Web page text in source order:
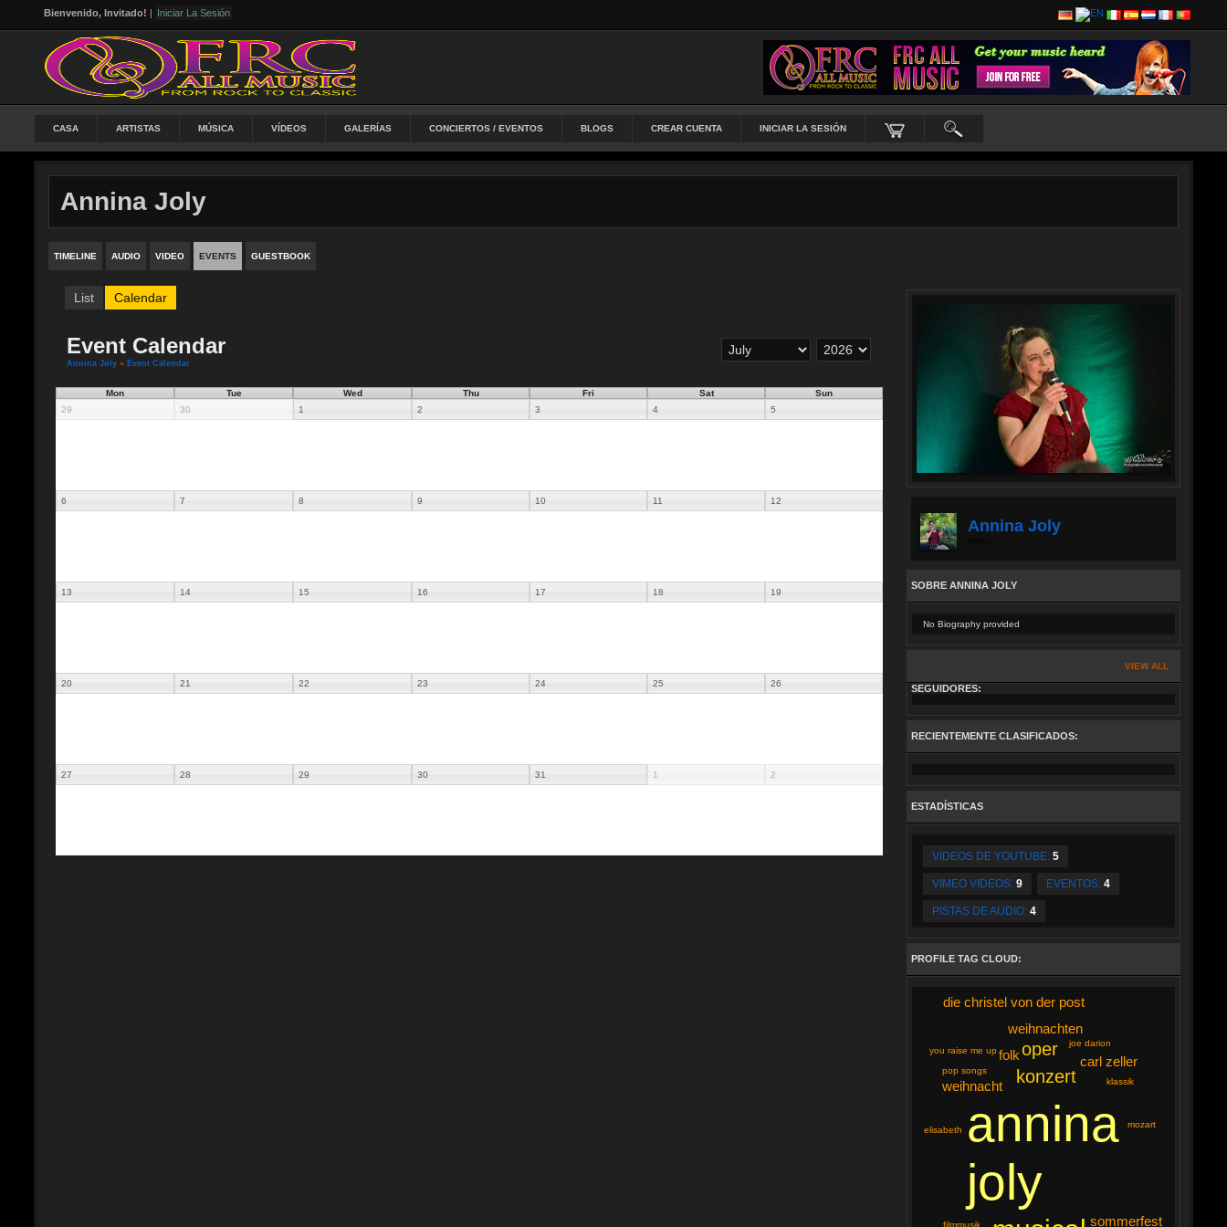
Bienvenido, Invitado! | Iniciar La Sesión
CASA ARTISTAS MÚSICA VÍDEOS GALERÍAS CONCIERTOS / EVENTOS BLOGS CREAR CUENTA INICIAR LA SESIÓN
Annina Joly
TIMELINE AUDIO VIDEO EVENTS GUESTBOOK
List Calendar
Event Calendar
Annina Joly » Event Calendar
Mon Tue Wed Thu Fri Sat
Sun
29
30 1 2 3 4 5
6 7 8 9 10 11 12
13 14 15 16 17 18 19
20 21 22 23 24 25 26
27 28 29 30 31 1 2
Annina Joly
SOBRE ANNINA JOLY
No Biography provided
VIEW ALL
SEGUIDORES:
RECIENTEMENTE CLASIFICADOS:
ESTADÍSTICAS
VIDEOS DE YOUTUBE: 5
VIMEO VIDEOS: 9 EVENTOS: 4
PISTAS DE AUDIO: 4
PROFILE TAG CLOUD:
annina
joly
konzert
oper
weihnacht
weihnachten
folk
carl zeller
die christel von der post
sommerfest
joe darion
mozart
filmmusik
klassik
you raise me up
pop songs
elisabeth